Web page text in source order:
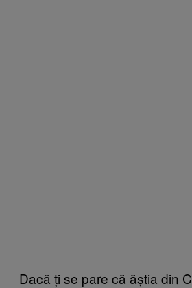
Dacă ți se pare că ăștia din